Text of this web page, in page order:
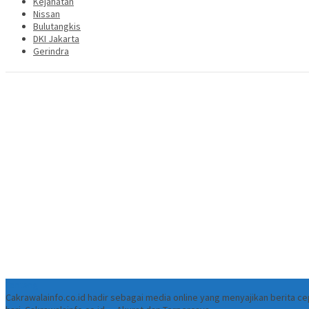
Nissan
Bulutangkis
DKI Jakarta
Gerindra
Cakrawalainfo.co.id hadir sebagai media online yang menyajikan berita